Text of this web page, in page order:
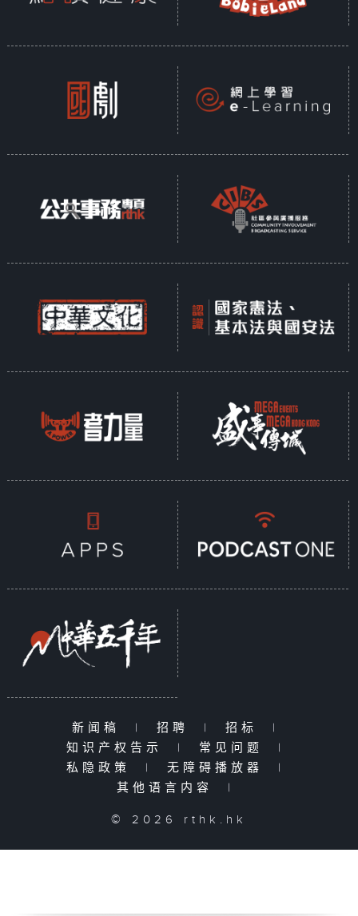
新闻稿 | 招聘 | 招标
|
知识产权告示
| 常见问题
|
私隐政策
| 无障碍播放器
|
其他语言内容
|
© 2026 rthk.hk